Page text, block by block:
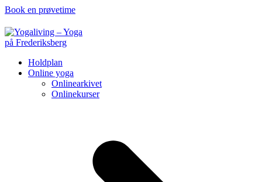
Book en prøvetime
Holdplan
Online yoga
Onlinearkivet
Onlinekurser